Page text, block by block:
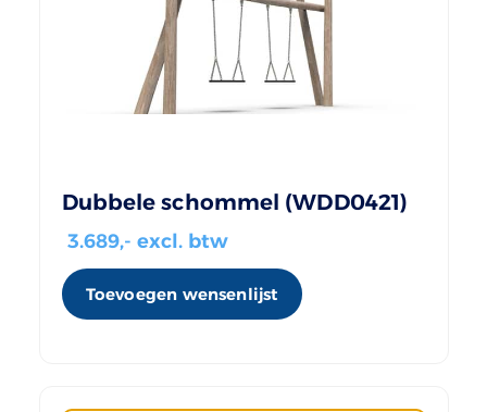
Dubbele schommel (WDD0421)
3.689,- excl. btw
Toevoegen wensenlijst